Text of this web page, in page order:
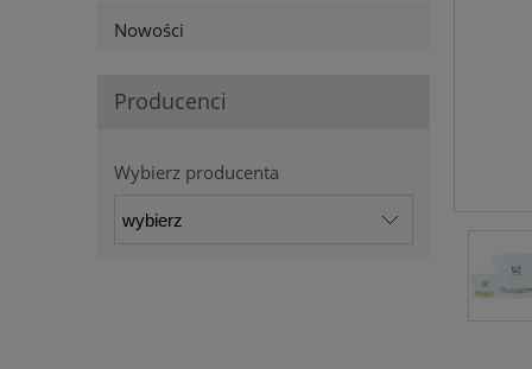
Nowości
Producenci
Wybierz producenta